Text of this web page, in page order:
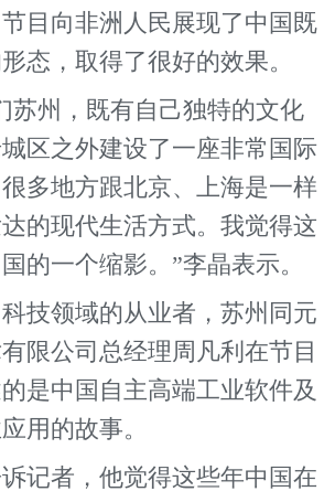
目向非洲人民展现了中国既
态，取得了很好的效果。
州，既有自己独特的文化
区之外建设了一座非常国际
多地方跟北京、上海是一样
的现代生活方式。我觉得这
的一个缩影。”李晶表示。
领域的从业者，苏州同元
限公司总经理周凡利在节目
是中国自主高端工业软件及
用的故事。
者，他觉得这些年中国在